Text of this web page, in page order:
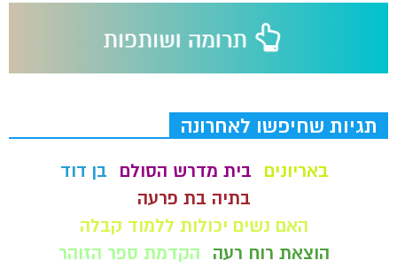
תגיות שחיפשו לאחרונה
באריונים בית מדרש הסולם
בן דוד
בתיה בת פרעה
האם נשים יכולות ללמוד קבלה
הוצאת רוח רעה
הקדמת ספר הזוהר